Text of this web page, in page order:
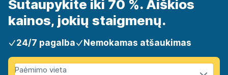
Sutaupykite iki 70 %. Aiškios
kainos, jokių staigmenų.
24/7 pagalba Nemokamas atšaukimas
Paėmimo vieta